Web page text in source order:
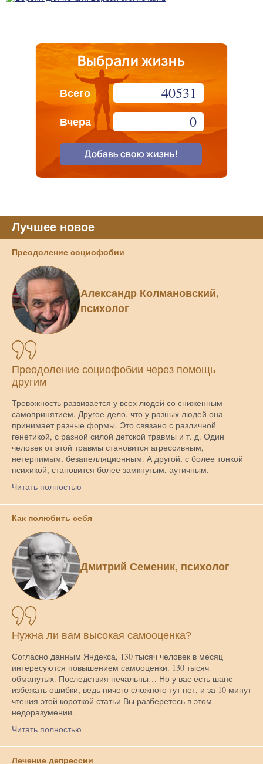
Всего 40531
Вчера 0
Лучшее новое
Преодоление социофобии
Александр Колмановский,
психолог
Преодоление социофобии через помощь
другим
Тревожность развивается у всех людей со сниженным
самопринятием. Другое дело, что у разных людей она
принимает разные формы. Это связано с различной
генетикой, с разной силой детской травмы и т. д. Один
человек от этой травмы становится агрессивным,
нетерпимым, безапелляционным. А другой, с более тонкой
психикой, становится более замкнутым, аутичным.
Читать полностью
Как полюбить себя
Дмитрий Семеник, психолог
Нужна ли вам высокая самооценка?
Согласно данным Яндекса, 130 тысяч человек в месяц
интересуются повышением самооценки. 130 тысяч
обманутых. Последствия печальны… Но у вас есть шанс
избежать ошибки, ведь ничего сложного тут нет, и за 10 минут
чтения этой короткой статьи Вы разберетесь в этом
недоразумении.
Читать полностью
Лечение депрессии